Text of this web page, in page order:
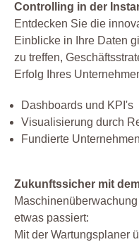
Controlling in der
Entdecken Sie die
Einblicke in Ihre Daten
zu treffen,
Erfolg Ihres
Dashboards und KPI's
Visualisierung durch
Fundierte
Zukunftssicher mit
etwas passiert:
Mit der Wartungsplaner